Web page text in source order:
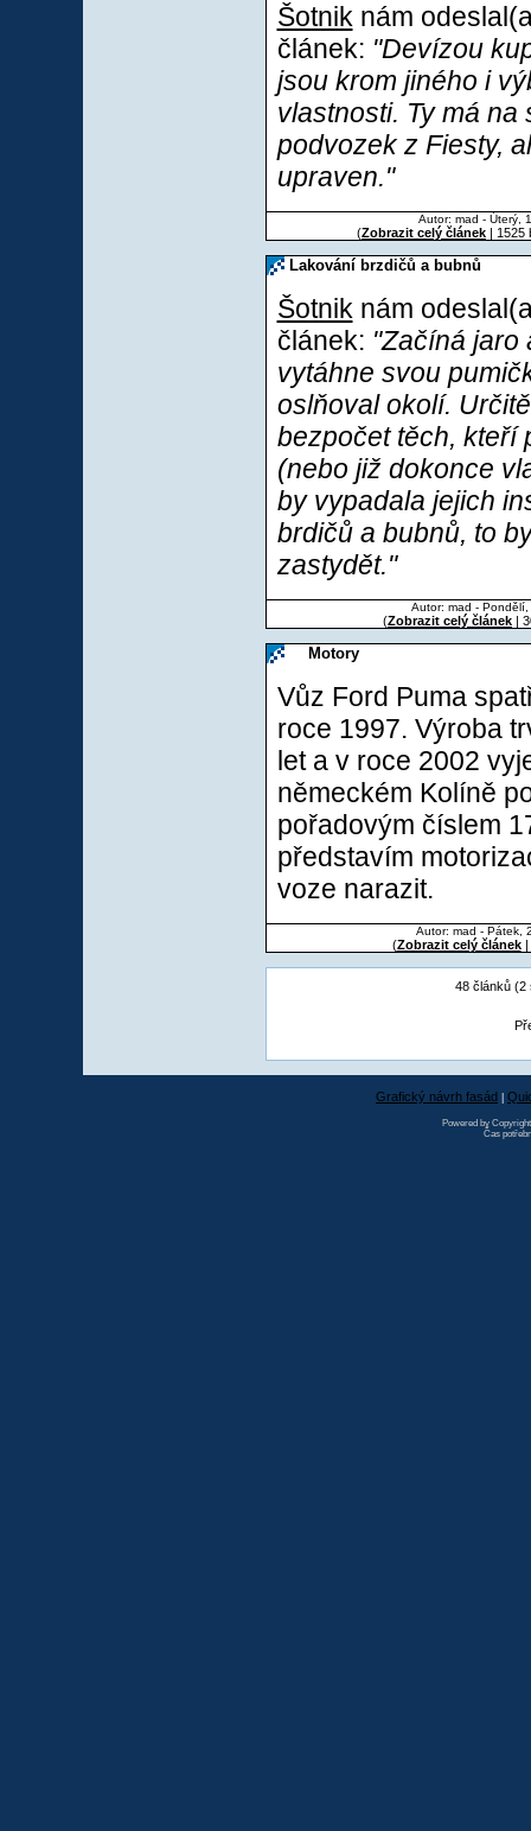
Šotnik nám
článek: "Devízou
jsou krom jiného i
vlastnosti. Ty má na
podvozek z Fiesty,
upraven."
Autor: mad - Úterý,
(Zobrazit celý článek | 1525
Lakování brzdičů a bubnů
Šotnik nám
článek: "Začíná jaro
vytáhne svou
oslňoval okolí.
bezpočet těch, kteří
(nebo již dokonce
by vypadala jejich
brdičů a bubnů, to
zastydět."
Autor: mad -
(Zobrazit celý článek |
Motory
Vůz Ford Puma
roce 1997. Výroba
let a v roce 2002
německém Kolíně
pořadovým číslem
představím
voze narazit.
Autor: mad - Pátek,
(Zobrazit celý článek|
48 článků (2
Grafický návrh fasád
Powered by
Čas